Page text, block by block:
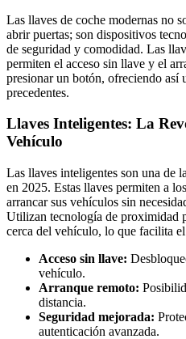
Las llaves de coche modernas no
abrir puertas; son dispositivos
de seguridad y comodidad. Las
permiten el acceso sin llave y el
presionar un botón, ofreciendo así
precedentes.
Llaves Inteligentes: La
Vehículo
Las llaves inteligentes son una de
en 2025. Estas llaves permiten a
arrancar sus vehículos sin
Utilizan tecnología de proximidad
cerca del vehículo, lo que facilita
Acceso sin llave:
vehículo.
Arranque remoto:
distancia.
Seguridad mejorada:
autenticación avanzada.